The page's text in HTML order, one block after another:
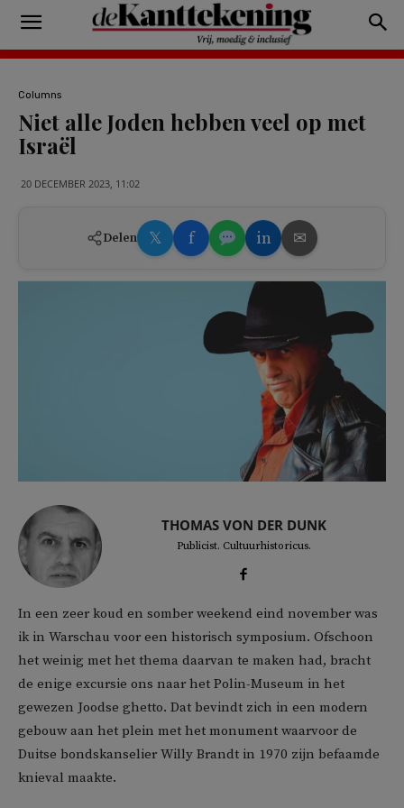
Columns
Niet alle Joden hebben veel op met
Israël
20 DECEMBER 2023, 11:02
Delen 𝕏 f in ✉
THOMAS VON DER DUNK
Publicist. Cultuurhistoricus.
In een zeer koud en somber weekend eind november was
ik in Warschau voor een historisch symposium. Ofschoon
het weinig met het thema daarvan te maken had, bracht
de enige excursie ons naar het Polin-Museum in het
gewezen Joodse ghetto. Dat bevindt zich in een modern
gebouw aan het plein met het monument waarvoor de
Duitse bondskanselier Willy Brandt in 1970 zijn befaamde
knieval maakte.